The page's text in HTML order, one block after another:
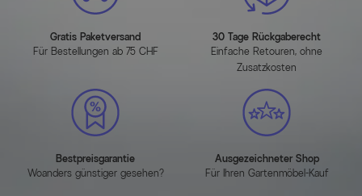
Höhe Tischunterkante: ca. 65 cm
ca. 69 x 60 x 93 cm
Sitztiefe: ca. 46 cm
Sitzhöhe: ca. 43 cm
Gratis Paketversand
Für Bestellungen ab 75 CHF
30 Tage Rückgaberecht
Einfache Retouren, ohne
Zusatzkosten
Bestpreisgarantie
Woanders günstiger gesehen?
Ausgezeichneter Shop
Für Ihren Gartenmöbel-Kauf